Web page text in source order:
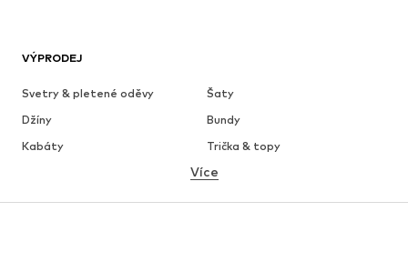
VÝPRODEJ
Svetry & pletené oděvy
Šaty
Džíny
Bundy
Kabáty
Trička & topy
Spodní prádlo
Více